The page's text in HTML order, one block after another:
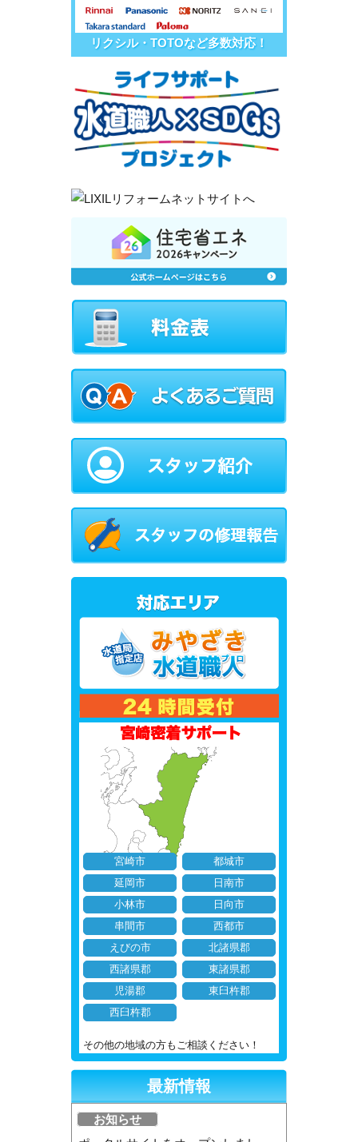
リクシル・TOTOなど多数対応！
宮崎市
都城市
延岡市
日南市
小林市
日向市
串間市
西都市
えびの市
北諸県郡
西諸県郡
東諸県郡
児湯郡
東臼杵郡
西臼杵郡
その他の地域の方もご相談ください！
最新情報
お知らせ